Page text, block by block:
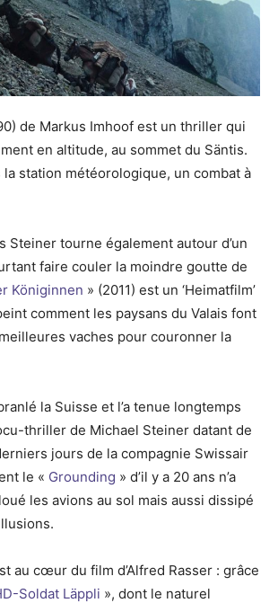
de Markus Imhoof est un thriller qui
en altitude, au sommet du Säntis.
station météorologique, un combat à
Steiner tourne également autour d’un
faire couler la moindre goutte de
Königinnen » (2011) est un ‘Heimatfilm’
comment les paysans du Valais font
vaches pour couronner la
la Suisse et l’a tenue longtemps
thriller de Michael Steiner datant de
jours de la compagnie Swissair
le « Grounding » d’il y a 20 ans n’a
les avions au sol mais aussi dissipé
au cœur du film d’Alfred Rasser : grâce
Soldat Läppli », dont le naturel